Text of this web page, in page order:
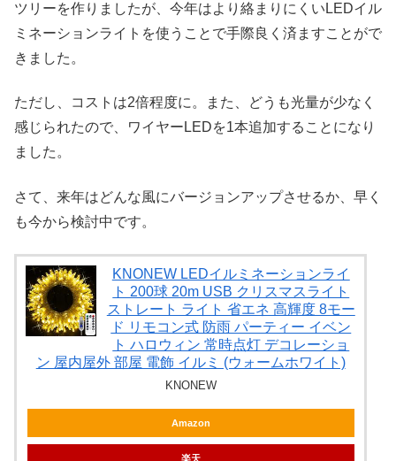
ツリーを作りましたが、今年はより絡まりにくいLEDイル
ミネーションライトを使うことで手際良く済ますことがで
きました。
ただし、コストは2倍程度に。また、どうも光量が少なく
感じられたので、ワイヤーLEDを1本追加することになり
ました。
さて、来年はどんな風にバージョンアップさせるか、早く
も今から検討中です。
KNONEW LEDイルミネーションライ
ト 200球 20m USB クリスマスライト
ストレート ライト 省エネ 高輝度 8モー
ド リモコン式 防雨 パーティー イベン
ト ハロウィン 常時点灯 デコレーショ
ン 屋内屋外 部屋 電飾 イルミ (ウォームホワイト)
KNONEW
Amazon
楽天